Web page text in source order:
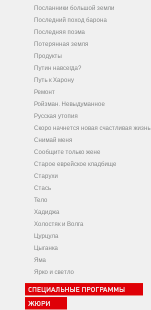
Посланники большой земли
Последний поход барона
Последняя поэма
Потерянная земля
Продукты
Путин навсегда?
Путь к Харону
Ремонт
Ройзман. Невыдуманное
Русская утопия
Скоро начнется новая счастливая жизнь
Снимай меня
Сообщите только жене
Старое еврейское кладбище
Старухи
Стась
Тело
Хадиджа
Холостяк и Волга
Цурцула
Цыганка
Яма
Ярко и светло